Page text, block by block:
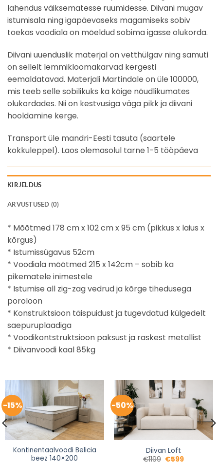
lahendus väiksematesse ruumidesse. Diivani mugav
istumisala ning igapäevaseks magamiseks sobiv
toekas voodiala on mõeldud sobima igasse olukorda.
Diivani uuenduslik materjal on vetthülgav ning samuti
on sellelt lemmikloomakarvad kergesti
eemaldatavad. Materjali Martindale on üle 100000,
mis teeb selle sobilikuks ka kõige nõudlikumates
olukordades. Nii on kestvusiga väga pikk ja diivani
hooldamine kerge.
Transport üle mandri-Eesti tasuta (saartele
kokkuleppel). Laos olemasolul tarne 1-5 tööpäeva
KIRJELDUS
ARVUSTUSED (0)
* Mõõtmed 178 cm x 102 cm x 95 cm (pikkus x laius x
kõrgus)
* Istumissügavus 52cm
* Voodiala mõõtmed 215 x 142cm – sobib ka
pikematele inimestele
* Istumise all zig-zag vedrud ja kõrge tihedusega
poroloon
* Konstruktsioon täispuidust ja tugevdatud külgedelt
saepuruplaadiga
* Voodikontstruktsioon paksust ja raskest metallist
* Diivanvoodi kaal 85kg
-15%
Kontinentaalvoodi Belicia
beez 140×200
-50%
Diivan Loft
€1199 €599